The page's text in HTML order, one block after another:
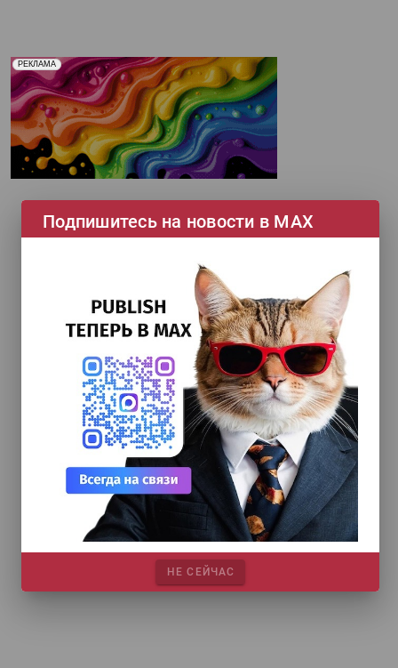
РЕКЛАМА
Реклама. Рекламодатель ООО "Передовые Системы
Печати" erid: 2SDnjd2d4Qz
Подпишитесь на новости в МАХ
НЕ СЕЙЧАС